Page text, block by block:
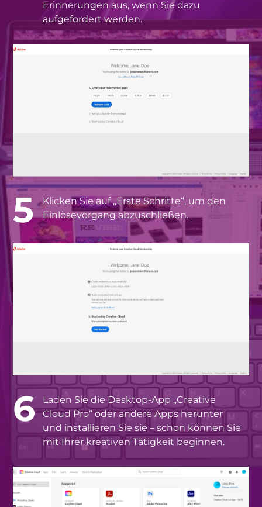
Erinnerungen aus, wenn Sie dazu
aufgefordert werden.
5
Klicken Sie auf „Erste Schritte“, um den
Einlösevorgang abzuschließen.
6
Laden Sie die Desktop-App „Creative
Cloud Pro“ oder andere Apps herunter
und installieren Sie sie – schon können Sie
mit Ihrer kreativen Tätigkeit beginnen.